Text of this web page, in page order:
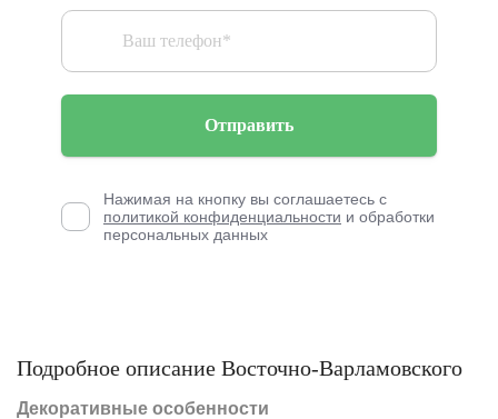
Отправить
Нажимая на кнопку вы соглашаетесь с
политикой конфиденциальности и обработки
персональных данных
Подробное описание Восточно-Варламовского
Декоративные особенности